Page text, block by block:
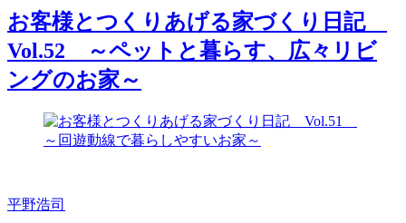
お客様とつくりあげる家づくり日記
Vol.52 ～ペットと暮らす、広々リビ
ングのお家～
平野浩司